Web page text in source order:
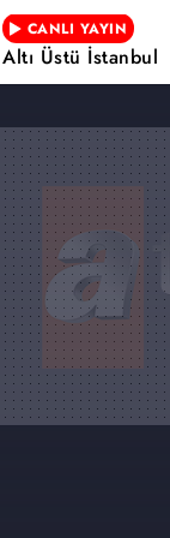
CANLI YAYIN
Altı Üstü İstanbul